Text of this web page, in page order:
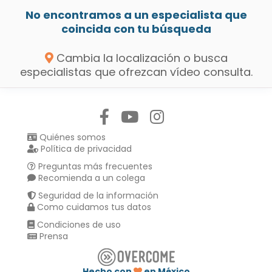
No encontramos a un especialista que
coincida con tu búsqueda
Cambia la localización o busca
especialistas que ofrezcan vídeo consulta.
Quiénes somos
Política de privacidad
Preguntas más frecuentes
Recomienda a un colega
Seguridad de la información
Como cuidamos tus datos
Condiciones de uso
Prensa